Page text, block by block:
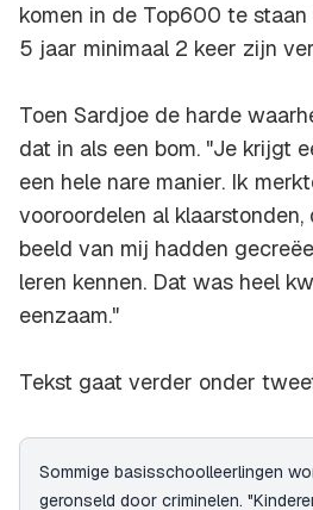
komen in de Top600 te
5 jaar minimaal 2 keer zijn
Toen Sardjoe de harde
dat in als een bom. "Je krijgt
een hele nare manier. Ik
vooroordelen al klaarstonden,
beeld van mij hadden
leren kennen. Dat was heel
eenzaam."
Tekst gaat verder onder
Sommige basisschoolleerlingen
geronseld door criminelen.